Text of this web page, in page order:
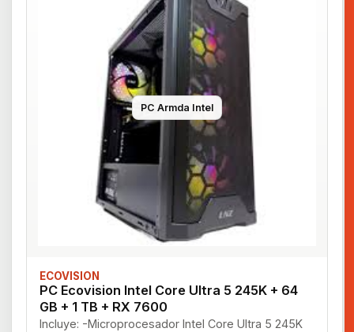
PC Armda Intel
ECOVISION
PC Ecovision Intel Core Ultra 5 245K + 64
GB + 1 TB + RX 7600
Incluye: -Microprocesador Intel Core Ultra 5 245K